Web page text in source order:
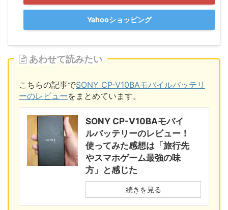
Yahooショッピング
あわせて読みたい
こちらの記事でSONY CP-V10BAモバイルバッテリ
ーのレビューをまとめています。
SONY CP-V10BAモバイ
ルバッテリーのレビュー！
使ってみた感想は「旅行先
やスマホゲーム最強の味
方」と感じた
続きを見る